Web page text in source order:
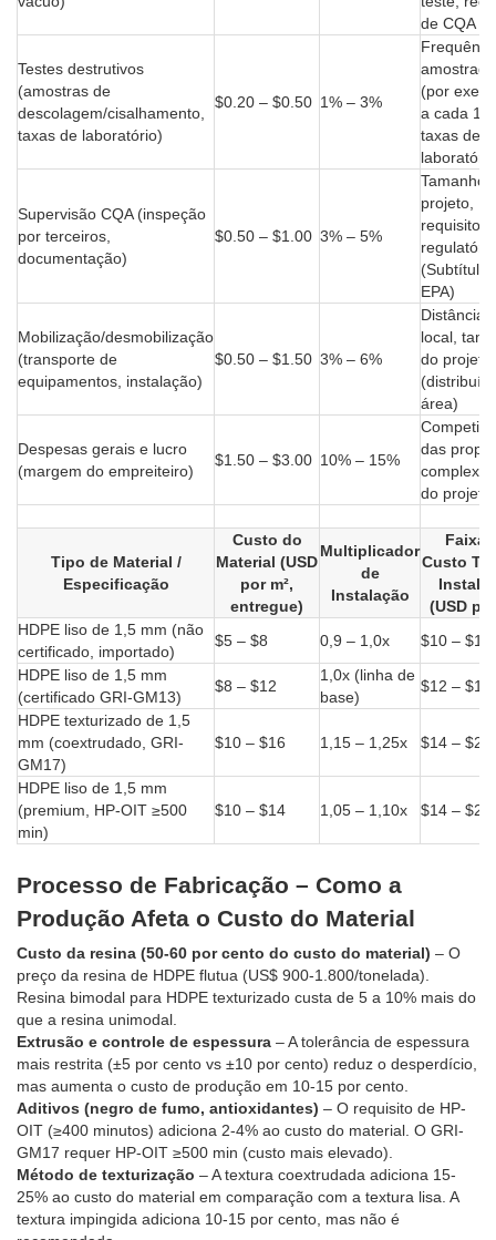
de CQA
Testes destrutivos
(amostras de
descolagem/cisalhamento,
taxas de laboratório)
$0.20 – $0.50 1% – 3%
(por
a cada
taxas de
laboratório
Supervisão CQA (inspeção
por terceiros,
documentação)
$0.50 – $1.00 3% – 5%
Tamanho
projeto,
requisitos
(Subtítulo
EPA)
Mobilização/desmobilização
(transporte de
equipamentos, instalação)
$0.50 – $1.50 3% – 6%
Distância
local,
do projeto
área)
Despesas gerais e lucro
(margem do empreiteiro)
$1.50 – $3.00 10% – 15%
das
do projeto
Tipo de Material /
Especificação
Custo do
Material (USD
por m²,
entregue)
Multiplicador
de
Instalação
Faixa
Custo
(USD
HDPE liso de 1,5 mm (não
certificado, importado)
$5 – $8 0,9 – 1,0x
$10 – $16
HDPE liso de 1,5 mm
(certificado GRI-GM13)
$8 – $12
1,0x (linha de
base)
$12 – $18
HDPE texturizado de 1,5
mm (coextrudado, GRI-
GM17)
$10 – $16 1,15 – 1,25x $14 – $24
HDPE liso de 1,5 mm
(premium, HP-OIT ≥500
min)
$10 – $14 1,05 – 1,10x $14 – $20
Processo de Fabricação – Como a
Produção Afeta o Custo do Material
Custo da resina (50-60 por cento do custo do material) – O
preço da resina de HDPE flutua (US$ 900-1.800/tonelada).
Resina bimodal para HDPE texturizado custa de 5 a 10% mais do
que a resina unimodal.
Extrusão e controle de espessura – A tolerância de espessura
mais restrita (±5 por cento vs ±10 por cento) reduz o desperdício,
mas aumenta o custo de produção em 10-15 por cento.
Aditivos (negro de fumo, antioxidantes) – O requisito de HP-
OIT (≥400 minutos) adiciona 2-4% ao custo do material. O GRI-
GM17 requer HP-OIT ≥500 min (custo mais elevado).
Método de texturização – A textura coextrudada adiciona 15-
25% ao custo do material em comparação com a textura lisa. A
textura impingida adiciona 10-15 por cento, mas não é